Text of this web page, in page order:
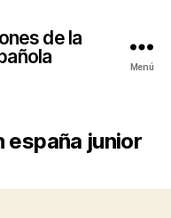
de la
Menú
españa junior